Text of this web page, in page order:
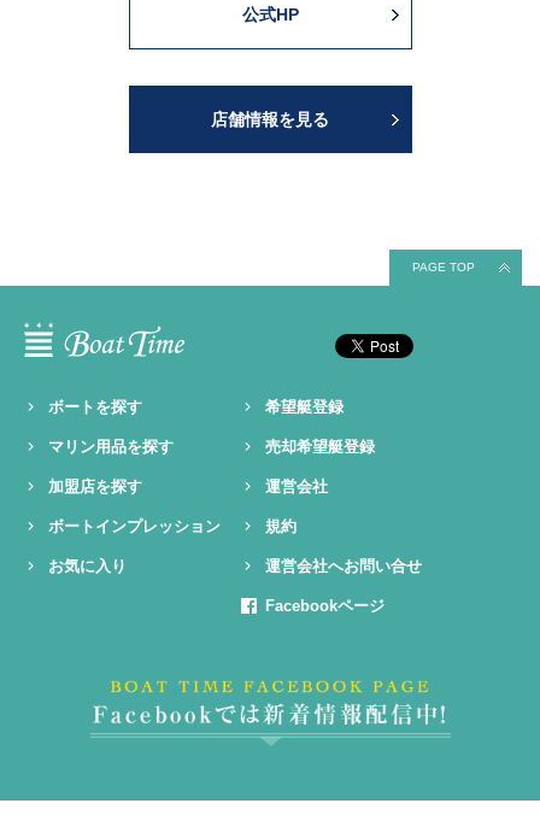
公式HP
店舗情報を見る
PAGE TOP
ボートを探す
マリン用品を探す
加盟店を探す
ボートインプレッション
お気に入り
希望艇登録
売却希望艇登録
運営会社
規約
運営会社へお問い合せ
Facebookページ